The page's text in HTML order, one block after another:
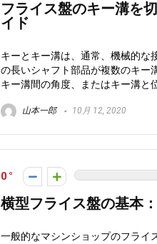
フライス盤のキー溝を
イド
キーとキー溝は、通常、機械的な
の長いシャフト部品が複数のキー
キー溝間の角度、またはキー溝と
山本一郎 10月 12, 2020
0
横型フライス盤の基本
一般的なマシンショップのフライ